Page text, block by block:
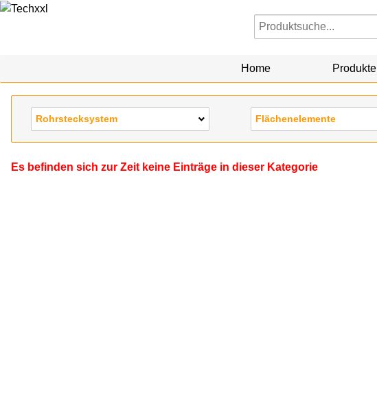
Home Produkte
Rohrstecksystem Flächenelemente
Es befinden sich zur Zeit keine Einträge in dieser Kategorie